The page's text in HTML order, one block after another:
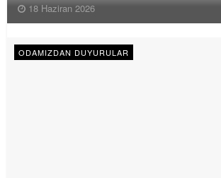
18 Haziran 2026
ODAMIZDAN DUYURULAR